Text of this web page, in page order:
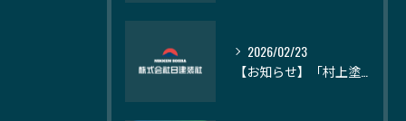
2026/02/23